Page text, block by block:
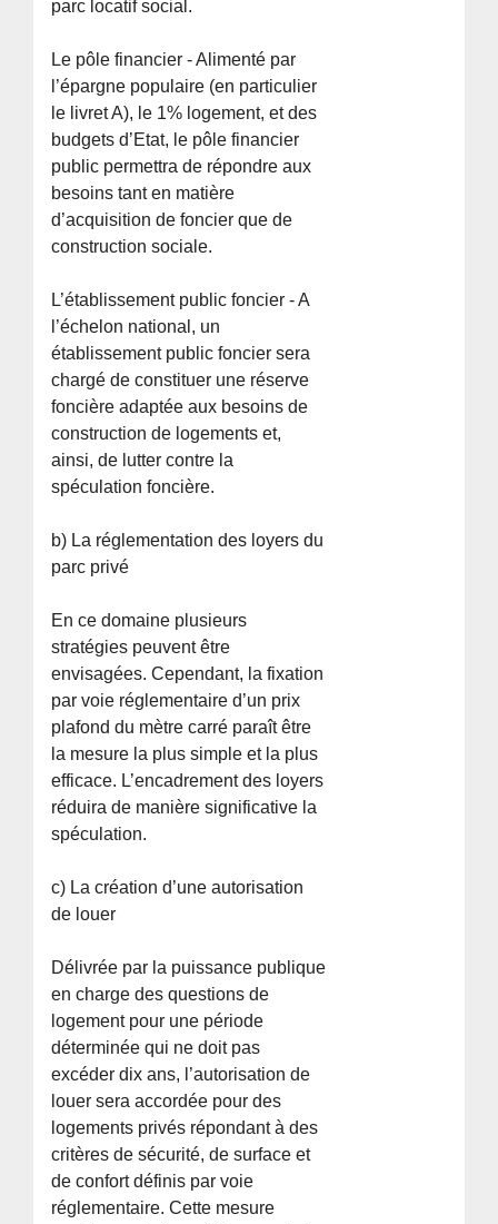
parc locatif social.
Le pôle financier - Alimenté par
l’épargne populaire (en particulier
le livret A), le 1% logement, et des
budgets d’Etat, le pôle financier
public permettra de répondre aux
besoins tant en matière
d’acquisition de foncier que de
construction sociale.
L’établissement public foncier - A
l’échelon national, un
établissement public foncier sera
chargé de constituer une réserve
foncière adaptée aux besoins de
construction de logements et,
ainsi, de lutter contre la
spéculation foncière.
b) La réglementation des loyers du
parc privé
En ce domaine plusieurs
stratégies peuvent être
envisagées. Cependant, la fixation
par voie réglementaire d’un prix
plafond du mètre carré paraît être
la mesure la plus simple et la plus
efficace. L’encadrement des loyers
réduira de manière significative la
spéculation.
c) La création d’une autorisation
de louer
Délivrée par la puissance publique
en charge des questions de
logement pour une période
déterminée qui ne doit pas
excéder dix ans, l’autorisation de
louer sera accordée pour des
logements privés répondant à des
critères de sécurité, de surface et
de confort définis par voie
réglementaire. Cette mesure